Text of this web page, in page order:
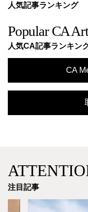
人気記事ランキング
Popular CA
人気CA記事ランキン
CA
注目記事